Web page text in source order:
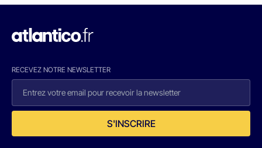
RECEVEZ NOTRE NEWSLETTER
S'INSCRIRE